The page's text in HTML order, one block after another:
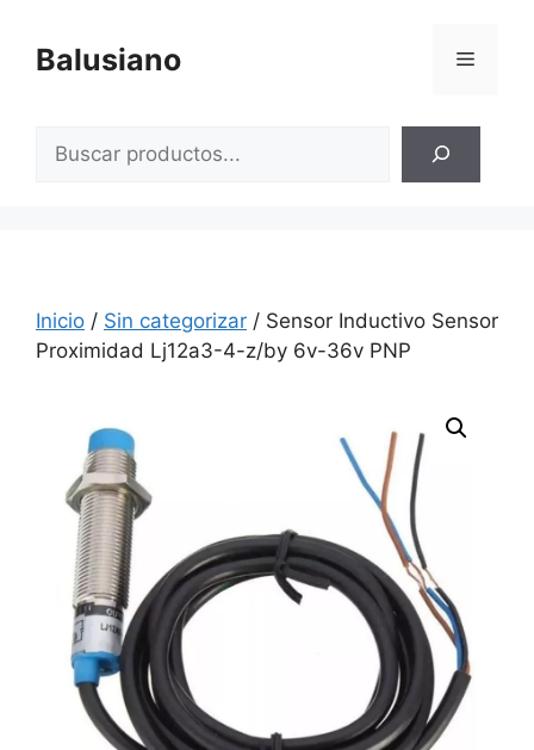
contenido
Balusiano Menú
Inicio / Sin categorizar / Sensor Inductivo Sensor
Proximidad Lj12a3-4-z/by 6v-36v PNP